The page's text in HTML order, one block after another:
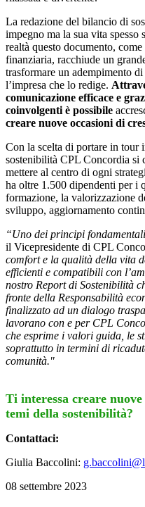
La redazione del bilancio di
impegno ma la sua vita spesso
realtà questo documento,
finanziaria, racchiude un
trasformare un adempimento
l’impresa che lo redige.
comunicazione efficace e
coinvolgenti è possibile
creare nuove occasioni di
Con la scelta di portare in tour
sostenibilità CPL Concordia si
mettere al centro di ogni
ha oltre 1.500 dipendenti per i
formazione, la valorizzazione
sviluppo, aggiornamento
“Uno dei principi
il Vicepresidente di CPL
comfort e la qualità della vita
efficienti e compatibili con
nostro Report di Sostenibilità
fronte della Responsabilità
finalizzato ad un dialogo
lavorano con e per CPL
che esprime i valori guida, le
soprattutto in termini di
comunità."
Ti interessa creare
temi della sostenibilità?
Contattaci:
Giulia Baccolini:
08 settembre 2023